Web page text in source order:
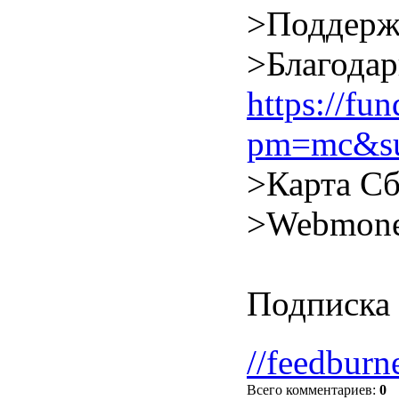
https://
>Карта
Подписка
//
Всего комментариев: 0